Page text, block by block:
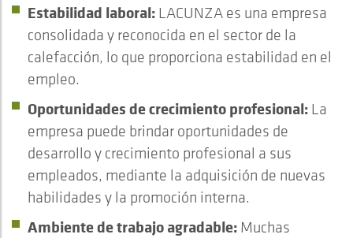
Estabilidad laboral: LACUNZA es una empresa
consolidada y reconocida en el sector de la
calefacción, lo que proporciona estabilidad en el
empleo.
Oportunidades de crecimiento profesional: La
empresa puede brindar oportunidades de
desarrollo y crecimiento profesional a sus
empleados, mediante la adquisición de nuevas
habilidades y la promoción interna.
Ambiente de trabajo agradable: Muchas